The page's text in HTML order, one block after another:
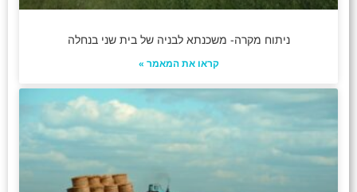
ניתוח מקרה- משכנתא לבניה של בית שני בנחלה
קראו את המאמר »